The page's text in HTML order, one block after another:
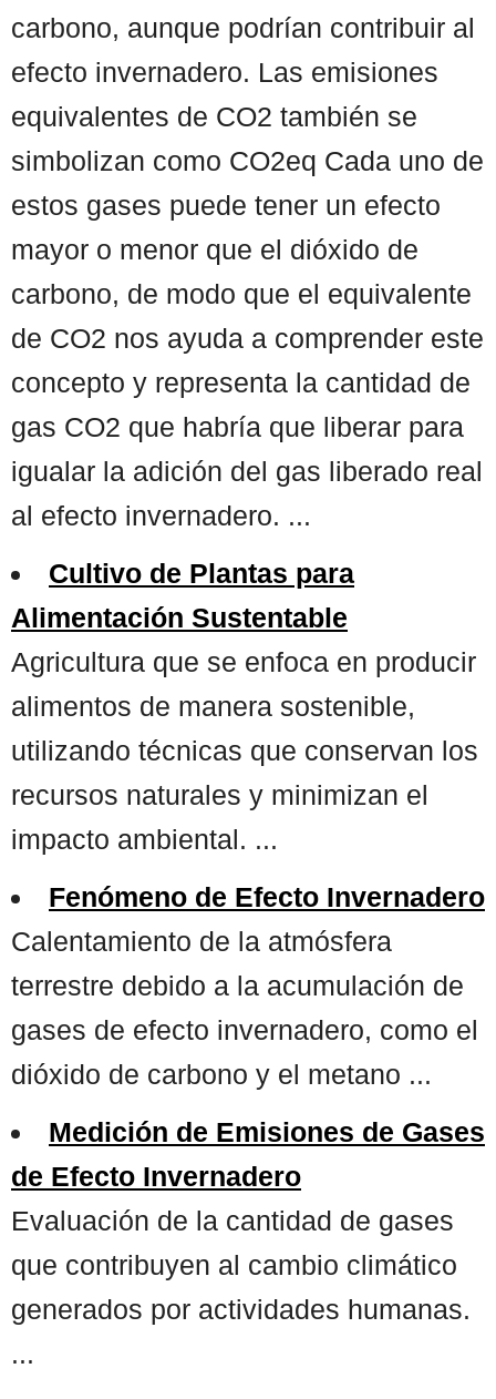
carbono, aunque podrían contribuir al
efecto invernadero. Las emisiones
equivalentes de CO2 también se
simbolizan como CO2eq Cada uno de
estos gases puede tener un efecto
mayor o menor que el dióxido de
carbono, de modo que el equivalente
de CO2 nos ayuda a comprender este
concepto y representa la cantidad de
gas CO2 que habría que liberar para
igualar la adición del gas liberado real
al efecto invernadero. ...
Cultivo de Plantas para
Alimentación Sustentable
Agricultura que se enfoca en producir
alimentos de manera sostenible,
utilizando técnicas que conservan los
recursos naturales y minimizan el
impacto ambiental. ...
Fenómeno de Efecto Invernadero
Calentamiento de la atmósfera
terrestre debido a la acumulación de
gases de efecto invernadero, como el
dióxido de carbono y el metano ...
Medición de Emisiones de Gases
de Efecto Invernadero
Evaluación de la cantidad de gases
que contribuyen al cambio climático
generados por actividades humanas.
...